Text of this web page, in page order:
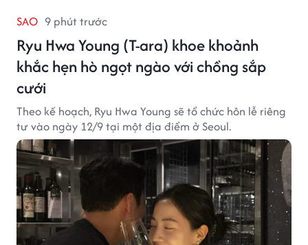
SAO 9 phút trước
Ryu Hwa Young (T-ara) khoe khoảnh
khắc hẹn hò ngọt ngào với chồng sắp
cưới
Theo kế hoạch, Ryu Hwa Young sẽ tổ chức hôn lễ riêng
tư vào ngày 12/9 tại một địa điểm ở Seoul.